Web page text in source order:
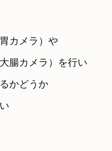
カメラ）や
腸カメラ）を行い
かどうか